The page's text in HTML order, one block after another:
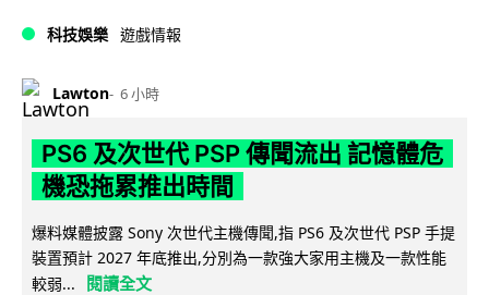
科技娛樂 遊戲情報
Lawton 6 小時
PS6 及次世代 PSP 傳聞流出 記憶體危
機恐拖累推出時間
爆料媒體披露 Sony 次世代主機傳聞,指 PS6 及次世代 PSP 手提
裝置預計 2027 年底推出,分別為一款強大家用主機及一款性能
較弱...
閱讀全文